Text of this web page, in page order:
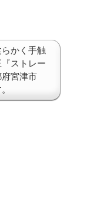
かく手触
ストレー
府宮津市